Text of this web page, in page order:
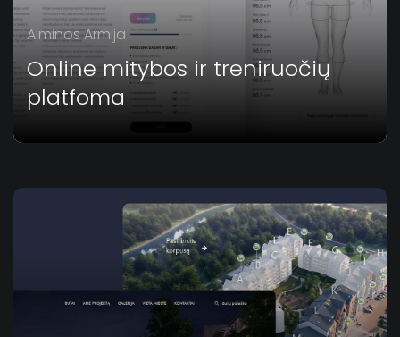
Alminos Armija
Online mitybos ir treniruočių
platfoma